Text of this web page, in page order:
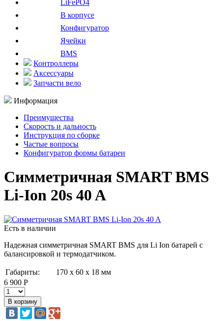
LiFePO4
В корпусе
Конфигуратор
Ячейки
BMS
Контроллеры
Аксессуары
Запчасти вело
Информация
Преимущества
Скорость и дальность
Инструкция по сборке
Частые вопросы
Конфигуратор формы батареи
Симметричная SMART BMS
Li-Ion 20s 40 A
Есть в наличии
Надежная симметричная SMART BMS для Li Ion батарей с
балансировкой и термодатчиком.
Габариты:
170 х 60 х 18 мм
6 900 Р